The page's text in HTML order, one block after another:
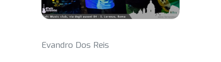
Evandro Dos Reis